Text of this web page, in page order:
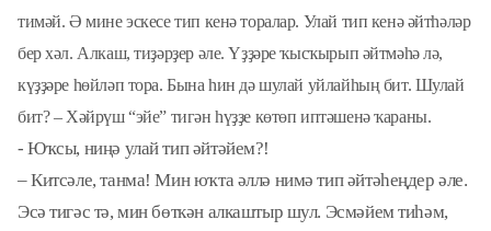
тимәй. Ә мине эскесе тип кенә торалар. Улай тип кенә әйтһәләр
бер хәл. Алкаш, тиҙәрҙер әле. Үҙҙәре ҡыс­ҡырып әйтмәһә лә,
күҙҙәре һөйләп тора. Бына һин дә шулай уйлайһың бит. Шулай
бит? – Хәйрүш “эйе” тигән һүҙҙе көтөп иптәшенә ҡараны.
-Юҡсы, ниңә улай тип әйтәйем?!
– Китсәле, танма! Мин юҡта әл­лә нимә тип әйтәһеңдер әле.
Эсә тигәс тә, мин бөткән алкаштыр шул. Эсмәйем тиһәм,